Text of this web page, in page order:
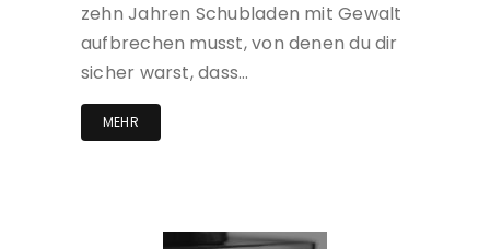
zehn Jahren Schubladen mit Gewalt
aufbrechen musst, von denen du dir
sicher warst, dass…
MEHR